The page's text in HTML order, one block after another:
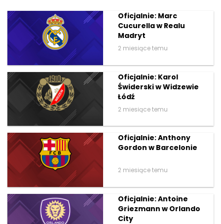
Oficjalnie: Marc
Cucurella w Realu
Madryt
2 miesiące temu
Oficjalnie: Karol
Świderski w Widzewie
Łódź
2 miesiące temu
Oficjalnie: Anthony
Gordon w Barcelonie
2 miesiące temu
Oficjalnie: Antoine
Griezmann w Orlando
City